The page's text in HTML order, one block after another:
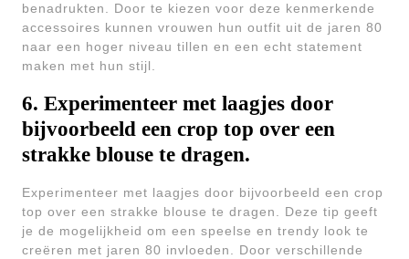
benadrukten. Door te kiezen voor deze kenmerkende
accessoires kunnen vrouwen hun outfit uit de jaren 80
naar een hoger niveau tillen en een echt statement
maken met hun stijl.
6. Experimenteer met laagjes door
bijvoorbeeld een crop top over een
strakke blouse te dragen.
Experimenteer met laagjes door bijvoorbeeld een crop
top over een strakke blouse te dragen. Deze tip geeft
je de mogelijkheid om een speelse en trendy look te
creëren met jaren 80 invloeden. Door verschillende